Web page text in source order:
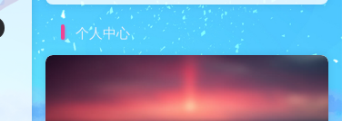
个人中心